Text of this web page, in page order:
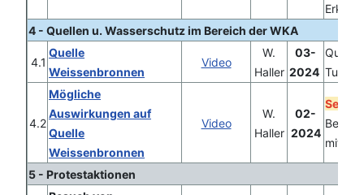
4 - Quellen u. Wasserschutz im Bereich der WKA
4.1
Quelle
Weissenbronnen
Video
W.
Haller
03-
2024
4.2
Mögliche
Auswirkungen auf
Quelle
Weissenbronnen
Video
W.
Haller
02-
2024
mit.
5 - Protestaktionen